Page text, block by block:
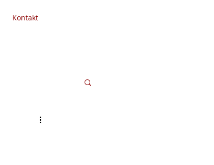
Kontakt